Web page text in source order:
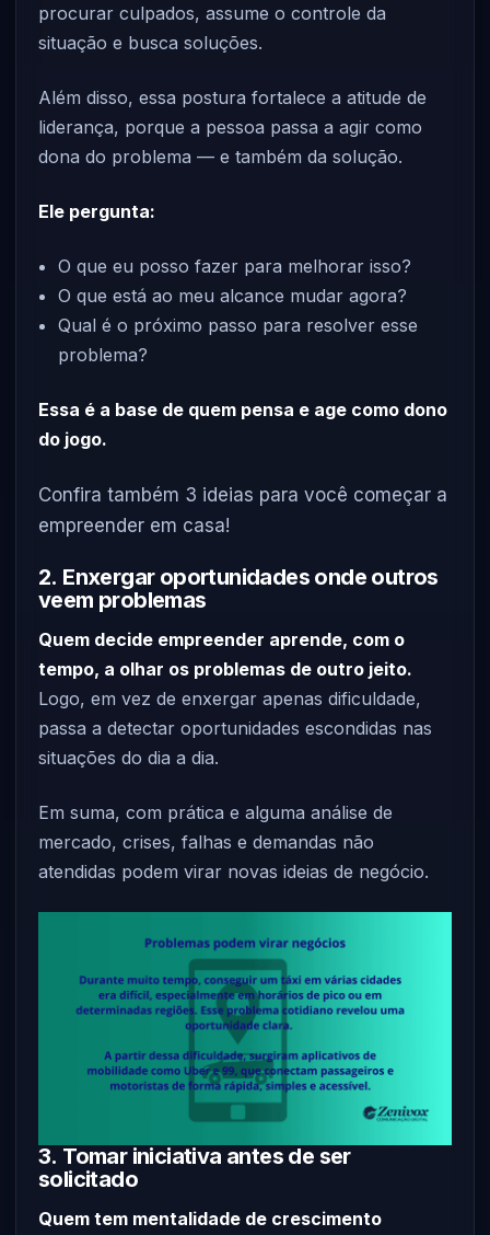
procurar culpados, assume o controle da
situação e busca soluções.
Além disso, essa postura fortalece a atitude de
liderança, porque a pessoa passa a agir como
dona do problema — e também da solução.
Ele pergunta:
O que eu posso fazer para melhorar isso?
O que está ao meu alcance mudar agora?
Qual é o próximo passo para resolver esse
problema?
Essa é a base de quem pensa e age como dono
do jogo.
Confira também 3 ideias para você começar a
empreender em casa!
2. Enxergar oportunidades onde outros
veem problemas
Quem decide empreender aprende, com o
tempo, a olhar os problemas de outro jeito.
Logo, em vez de enxergar apenas dificuldade,
passa a detectar oportunidades escondidas nas
situações do dia a dia.
Em suma, com prática e alguma análise de
mercado, crises, falhas e demandas não
atendidas podem virar novas ideias de negócio.
3. Tomar iniciativa antes de ser
solicitado
Quem tem mentalidade de crescimento